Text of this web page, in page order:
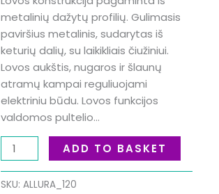
metalinių dažytų profilių. Gulimasis
paviršius metalinis, sudarytas iš
keturių dalių, su laikikliais čiužiniui.
Lovos aukštis, nugaros ir šlaunų
atramų kampai reguliuojami
elektriniu būdu. Lovos funkcijos
valdomos pultelio…
ADD TO BASKET
SKU: ALLURA_120